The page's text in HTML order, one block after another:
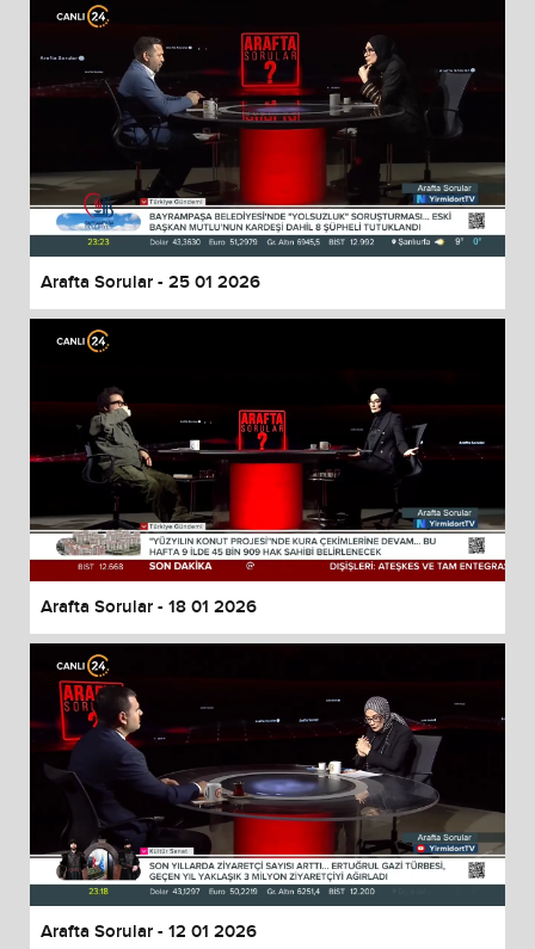
Arafta Sorular - 25 01 2026
Arafta Sorular - 18 01 2026
Arafta Sorular - 12 01 2026